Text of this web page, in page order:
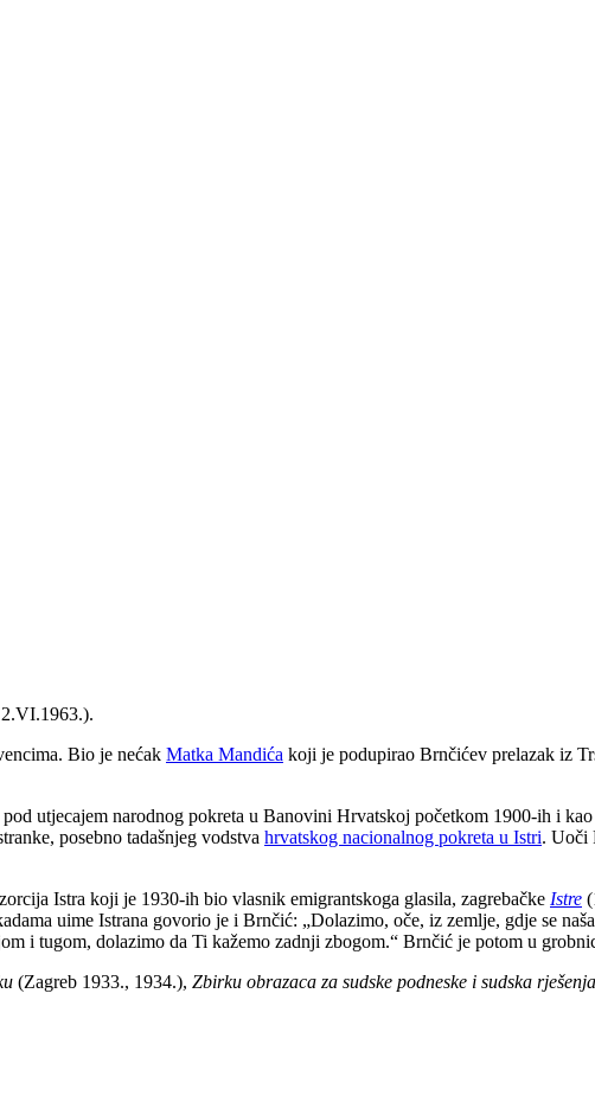
Bio je nećak Matka Mandića koji je podupirao Brnčićev prelazak iz
utjecajem narodnog pokreta u Banovini Hrvatskoj početkom 1900-ih i
posebno tadašnjeg vodstva hrvatskog nacionalnog pokreta u Istri. Uoči
Istra koji je 1930-ih bio vlasnik emigrantskoga glasila, zagrebačke Istre
uime Istrana govorio je i Brnčić: „Dolazimo, oče, iz zemlje, gdje se
i tugom, dolazimo da Ti kažemo zadnji zbogom.“ Brnčić je potom u
(Zagreb 1933., 1934.), Zbirku obrazaca za sudske podneske i sudska